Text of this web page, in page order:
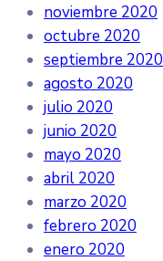
noviembre 2020
octubre 2020
septiembre 2020
agosto 2020
julio 2020
junio 2020
mayo 2020
abril 2020
marzo 2020
febrero 2020
enero 2020